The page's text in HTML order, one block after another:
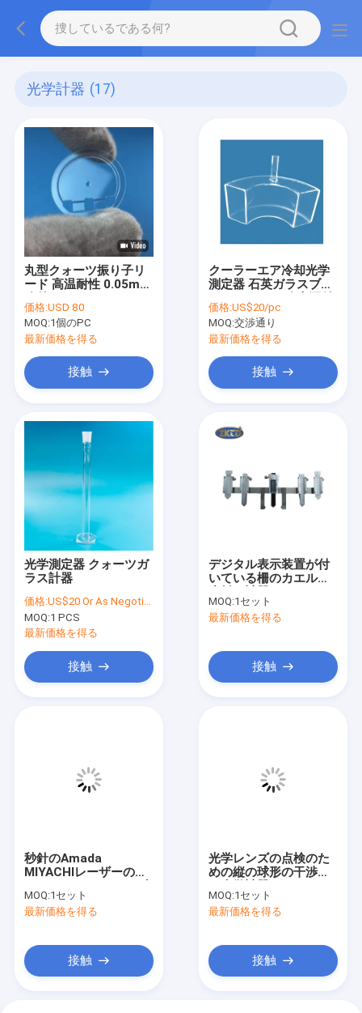
光学計器 (17)
丸型クォーツ振り子リ
ード 高温耐性 0.05mm
価格:USD 80
MOQ:1個のPC
最新価格を得る
接触
クーラーエア冷却光学
測定器 石英ガラスブリ
き
価格:US$20/pc
MOQ:交渉通り
最新価格を得る
接触
光学測定器 クォーツガ
ラス計器
価格:US$20 Or As Negotiated
MOQ:1 PCS
最新価格を得る
接触
デジタル表示装置が付
いている柵のカエルの
MOQ:1セット
最新価格を得る
接触
秒針のAmada
MIYACHIレーザーのマ
冷
MOQ:1セット
最新価格を得る
接触
光学レンズの点検のた
めの縦の球形の干渉計
MOQ:1セット
最新価格を得る
接触